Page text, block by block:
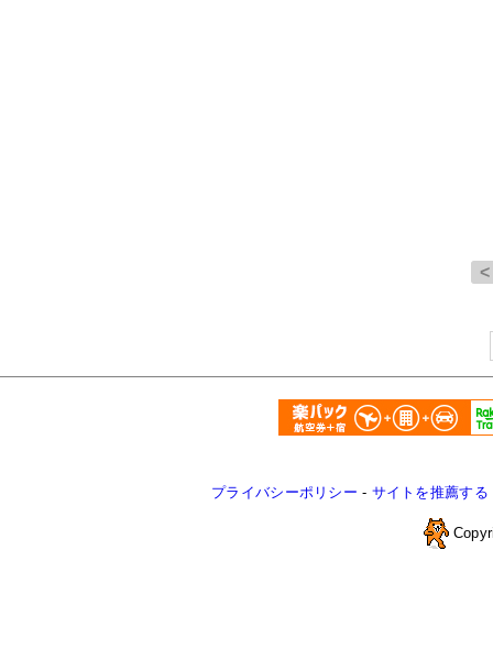
プライバシーポリシー - サイトを推薦する